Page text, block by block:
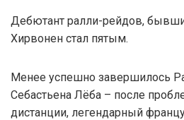
Дебютант ралли-рейдов,
Хирвонен стал пятым.
Менее успешно завершилось
Себастьена Лёба – после
дистанции, легендарный